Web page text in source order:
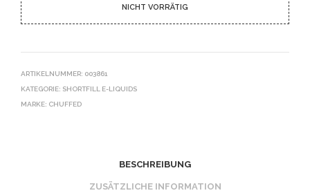
NICHT VORRÄTIG
ARTIKELNUMMER: 003861
KATEGORIE: SHORTFILL E-LIQUIDS
MARKE: CHUFFED
BESCHREIBUNG
ZUSÄTZLICHE INFORMATION